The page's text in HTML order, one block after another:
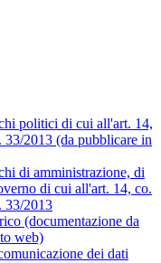
politici di cui all'art. 14,
33/2013 (da pubblicare in
di amministrazione, di
di cui all'art. 14, co.
33/2013
(documentazione da
web)
dei dati